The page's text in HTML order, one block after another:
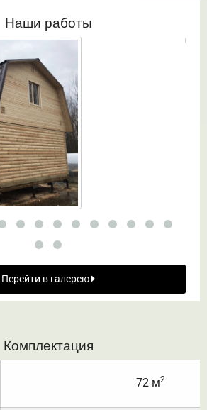
Наши работы
Перейти в галерею
Комплектация
72 м2